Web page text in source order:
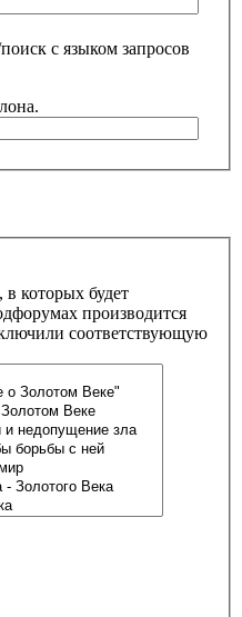
с языком запросов
которых будет
производится
соответствующую